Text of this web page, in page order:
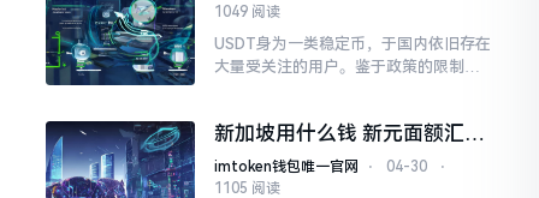
1049 阅读
USDT身为一类稳定币，于国内依旧存在
大量受关注的用户。鉴于政策的限制情
是能够完成下载的。
新加坡用什么钱 新元面额汇率
全掌握
imtoken钱包唯一官网 ⋅ 04-30
⋅
1105 阅读